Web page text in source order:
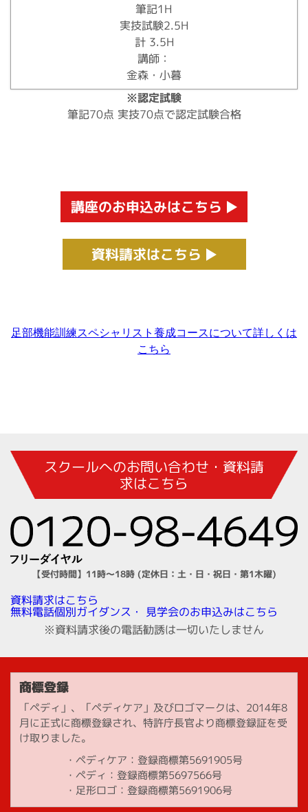
筆記1H
実技試験2.5H
計 3.5H
講師：
金森・小暮
※認定試験
筆記70点 実技70点で認定試験合格
講座のお申込みはこちら
資料請求はこちら
足部機能訓練スペシャリスト養成コースについて詳しくは
こちら
スクールへのお問い合わせ・資料請
求はこちら
【受付時間】11時～18時 (定休日：土・日・祝日・第1木曜)
資料請求はこちら
無料電話個別ガイダンス・ 見学会のお申込みはこちら
※資料請求後の電話勧誘は一切いたしません
商標登録
「ペディ」、「ペディケア」及びロゴマークは、2014年8
月に正式に商標登録され、特許庁長官より商標登録証を受
け取りました。
ペディケア：登録商標第5691905号
ペディ：登録商標第5697566号
足形ロゴ：登録商標第5691906号